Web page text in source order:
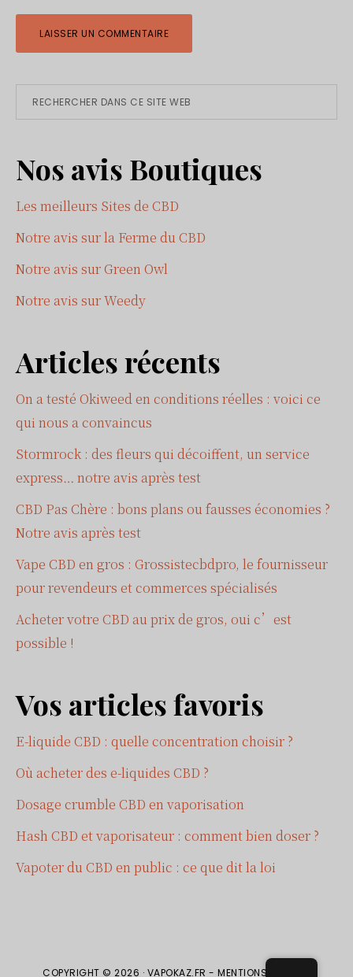
Barre
principale
Rechercher
dans
site
Nos avis Boutiques
Les meilleurs Sites de CBD
Notre avis sur la Ferme du CBD
Notre avis sur Green Owl
Notre avis sur Weedy
Articles récents
On a testé Okiweed en conditions réelles : voici ce
qui nous a convaincus
Stormrock : des fleurs qui décoiffent, un service
express… notre avis après test
CBD Pas Chère : bons plans ou fausses économies ?
Notre avis après test
Vape CBD en gros : Grossistecbdpro, le fournisseur
pour revendeurs et commerces spécialisés
Acheter votre CBD au prix de gros, oui c’est
possible !
Vos articles favoris
E-liquide CBD : quelle concentration choisir ?
Où acheter des e-liquides CBD ?
Dosage crumble CBD en vaporisation
Hash CBD et vaporisateur : comment bien doser ?
Vapoter du CBD en public : ce que dit la loi
COPYRIGHT © 2026 · VAPOKAZ.FR - MENTIONS LÉGALES